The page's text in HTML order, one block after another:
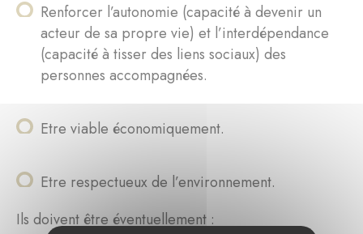
Renforcer l’autonomie (capacité à devenir un
acteur de sa propre vie) et l’interdépendance
(capacité à tisser des liens sociaux) des
personnes accompagnées.
Etre viable économiquement.
Etre respectueux de l’environnement.
Ils doivent être éventuellement :